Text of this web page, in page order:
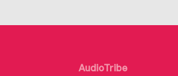
AudioTribe